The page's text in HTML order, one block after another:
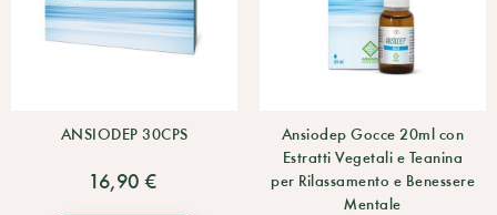
ANSIODEP 30CPS
16,90 €
Ansiodep Gocce 20ml con
Estratti Vegetali e Teanina
per Rilassamento e Benessere
Mentale